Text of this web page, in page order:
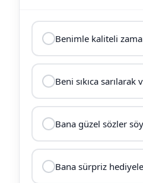
Benimle kaliteli
Beni sıkıca sarılarak
Bana güzel sözler
Bana sürpriz